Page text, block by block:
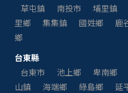
草屯鎮
南投市 埔里鎮
里鄉
集集鎮 國姓鄉 鹿
鄉
台東縣
台東市
池上鄉 卑南鄉
山鎮
海端鄉 綠島鄉 延